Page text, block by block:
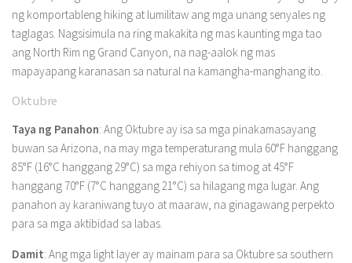
ng komportableng hiking at lumilitaw ang mga unang senyales ng
taglagas. Nagsisimula na ring makakita ng mas kaunting mga tao
ang North Rim ng Grand Canyon, na nag-aalok ng mas
mapayapang karanasan sa natural na kamangha-manghang ito.
Oktubre
Taya ng Panahon: Ang Oktubre ay isa sa mga pinakamasayang
buwan sa Arizona, na may mga temperaturang mula 60°F hanggang
85°F (16°C hanggang 29°C) sa mga rehiyon sa timog at 45°F
hanggang 70°F (7°C hanggang 21°C) sa hilagang mga lugar. Ang
panahon ay karaniwang tuyo at maaraw, na ginagawang perpekto
para sa mga aktibidad sa labas.
Damit: Ang mga light layer ay mainam para sa Oktubre sa southern